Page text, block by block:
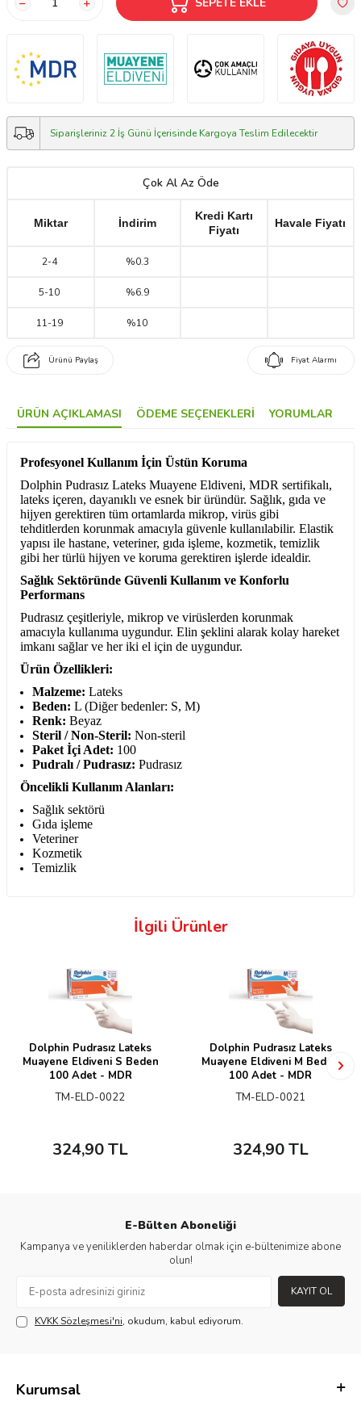
Siparişleriniz 2 İş Günü İçerisinde Kargoya Teslim Edilecektir
Çok Al Az Öde
Miktar İndirim
Kredi Kartı
Fiyatı
Havale Fiyatı
2-4 %0.3
5-10 %6.9
11-19 %10
Ürünü Paylaş Fiyat Alarmı
ÜRÜN AÇIKLAMASI ÖDEME SEÇENEKLERI YORUMLAR
Profesyonel Kullanım İçin Üstün Koruma
Dolphin Pudrasız Lateks Muayene Eldiveni, MDR sertifikalı,
lateks içeren, dayanıklı ve esnek bir üründür. Sağlık, gıda ve
hijyen gerektiren tüm ortamlarda mikrop, virüs gibi
tehditlerden korunmak amacıyla güvenle kullanılabilir. Elastik
yapısı ile hastane, veteriner, gıda işleme, kozmetik, temizlik
gibi her türlü hijyen ve koruma gerektiren işlerde idealdir.
Sağlık Sektöründe Güvenli Kullanım ve Konforlu
Performans
Pudrasız çeşitleriyle, mikrop ve virüslerden korunmak
amacıyla kullanıma uygundur. Elin şeklini alarak kolay hareket
imkanı sağlar ve her iki el için de uygundur.
Ürün Özellikleri:
Malzeme: Lateks
Beden: L (Diğer bedenler: S, M)
Renk: Beyaz
Steril / Non-Steril: Non-steril
Paket İçi Adet: 100
Pudralı / Pudrasız: Pudrasız
Öncelikli Kullanım Alanları:
Sağlık sektörü
Gıda işleme
Veteriner
Kozmetik
Temizlik
İlgili Ürünler
Dolphin Pudrasız Lateks
Muayene Eldiveni S Beden
100 Adet - MDR
TM-ELD-0022
324,90TL
Dolphin Pudrasız Lateks
Muayene Eldiveni M Beden
100 Adet - MDR
TM-ELD-0021
324,90TL
E-Bülten Aboneliği
Kampanya ve yeniliklerden haberdar olmak için e-bültenimize abone
olun!
KAYIT OL
KVKK Sözleşmesi'ni, okudum, kabul ediyorum.
Kurumsal